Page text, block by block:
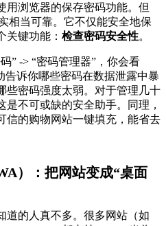
用浏览器的保存密码功能。但
相当可靠。它不仅能安全地保
关键功能： 检查密码安全性。
” -> “密码管理器”，你会看
告诉你哪些密码在数据泄露中暴
些密码强度太弱。对于管理几十
是不可或缺的安全助手。同理，
信的购物网站一键填充，能省去
）：把网站变成“桌面
道的人真不多。很多网站（如